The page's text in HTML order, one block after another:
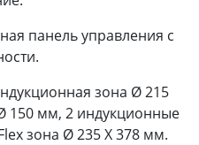
панель управления с
зона Ø 215
150 мм, 2 индукционные
зона Ø 235 X 378 мм.